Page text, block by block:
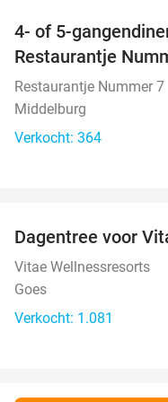
4- of 5-
Restaurantje
Restaurantje Nummer 7
Middelburg
Verkocht: 364
Dagentree voor
Vitae Wellnessresorts
Goes
Verkocht: 1.081